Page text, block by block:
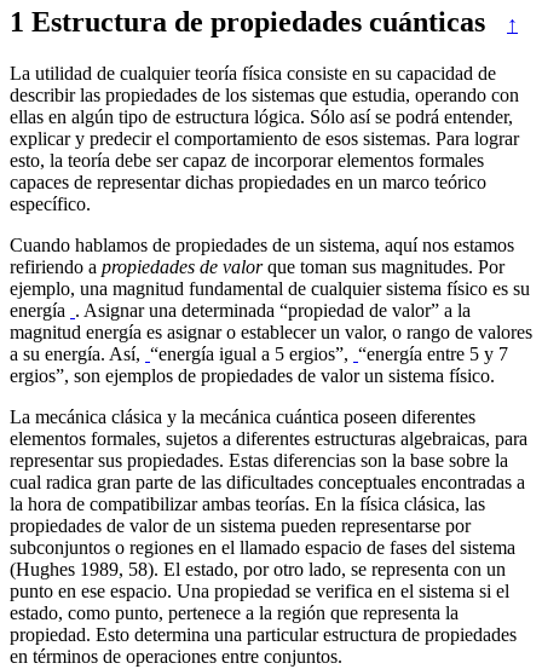
1 Estructura de propiedades cuánticas ↑
La utilidad de cualquier teoría física consiste en su capacidad de
describir las propiedades de los sistemas que estudia, operando con
ellas en algún tipo de estructura lógica. Sólo así se podrá entender,
explicar y predecir el comportamiento de esos sistemas. Para lograr
esto, la teoría debe ser capaz de incorporar elementos formales
capaces de representar dichas propiedades en un marco teórico
específico.
Cuando hablamos de propiedades de un sistema, aquí nos estamos
refiriendo a propiedades de valorque toman sus magnitudes. Por
ejemplo, una magnitud fundamental de cualquier sistema físico es su
energía . Asignar una determinada “propiedad de valor” a la
magnitud energía es asignar o establecer un valor, o rango de valores
a su energía. Así, “energía igual a 5 ergios”, “energía entre 5 y 7
ergios”, son ejemplos de propiedades de valor un sistema físico.
La mecánica clásica y la mecánica cuántica poseen diferentes
elementos formales, sujetos a diferentes estructuras algebraicas, para
representar sus propiedades. Estas diferencias son la base sobre la
cual radica gran parte de las dificultades conceptuales encontradas a
la hora de compatibilizar ambas teorías. En la física clásica, las
propiedades de valor de un sistema pueden representarse por
subconjuntos o regiones en el llamado espacio de fases del sistema
(Hughes 1989, 58). El estado, por otro lado, se representa con un
punto en ese espacio. Una propiedad se verifica en el sistema si el
estado, como punto, pertenece a la región que representa la
propiedad. Esto determina una particular estructura de propiedades
en términos de operaciones entre conjuntos.